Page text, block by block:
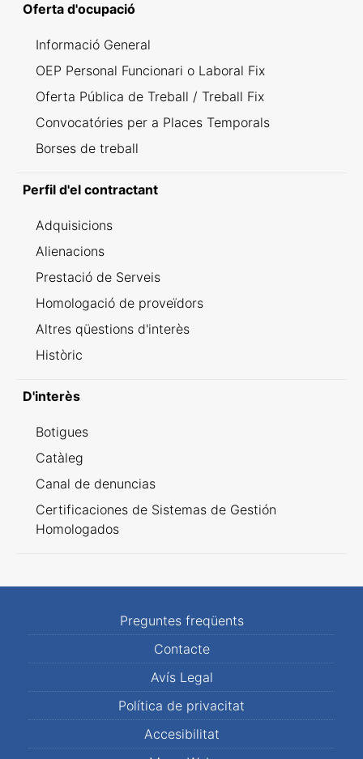
Oferta d'ocupació
Informació General
OEP Personal Funcionari o Laboral Fix
Oferta Pública de Treball / Treball Fix
Convocatóries per a Places Temporals
Borses de treball
Perfil d'el contractant
Adquisicions
Alienacions
Prestació de Serveis
Homologació de proveïdors
Altres qüestions d'interès
Històric
D'interès
Botigues
Catàleg
Canal de denuncias
Certificaciones de Sistemas de Gestión
Homologados
Preguntes freqüents
Contacte
Avís Legal
Política de privacitat
Accesibilitat